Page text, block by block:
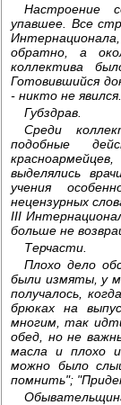
Настроение
упавшее. Все
обратно, а
коллектива
Готовившийся
- никто не явился.
Губздрав.
Среди
подобные
выделялись
учения
нецензурных
III
больше не
Терчасти.
Плохо дело
были измяты, у
получалось,
брюках на
многим, так
обед, но не
масла и плохо
можно было
помнить";